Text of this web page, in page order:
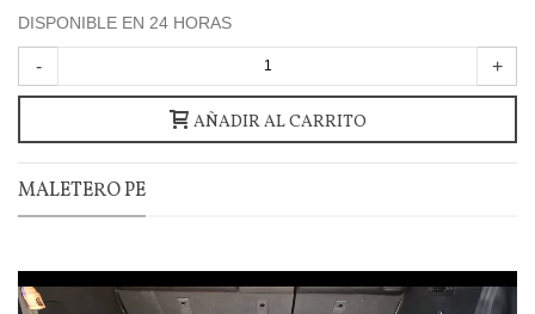
DISPONIBLE EN 24 HORAS
- +
AÑADIR AL CARRITO
MALETERO PE